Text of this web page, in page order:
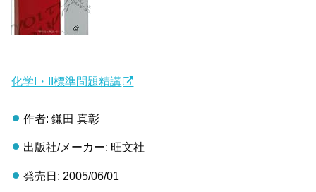
化学I・II標準問題精講
作者: 鎌田 真彰
出版社/メーカー: 旺文社
発売日: 2005/06/01